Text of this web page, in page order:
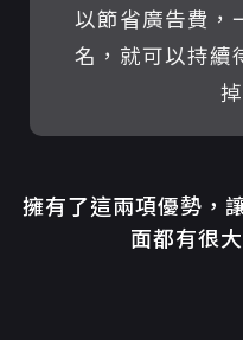
以節省廣告費，
名，就可以持續
擁有了這兩項優勢，
面都有很